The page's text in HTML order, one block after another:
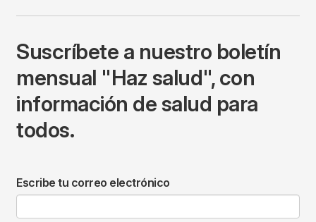
Suscríbete a nuestro boletín
mensual "Haz salud", con
información de salud para
todos.
Escribe tu correo electrónico